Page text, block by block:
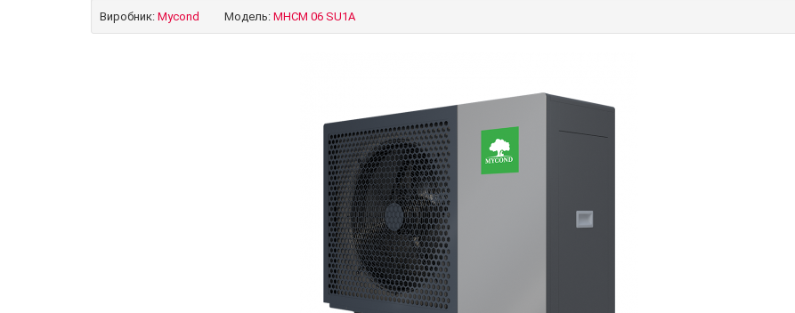
Виробник: Mycond Модель: MHCM 06 SU1A